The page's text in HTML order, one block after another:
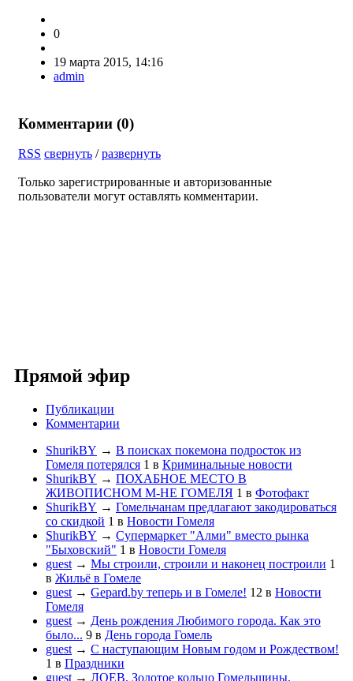
0
19 марта 2015, 14:16
admin
Комментарии (0)
RSS свернуть /развернуть
Только зарегистрированные и авторизованные
пользователи могут оставлять комментарии.
Прямой эфир
Публикации
Комментарии
ShurikBY → В поисках покемона подросток из
Гомеля потерялся 1 в Криминальные новости
ShurikBY → ПОХАБНОЕ МЕСТО В
ЖИВОПИСНОМ М-НЕ ГОМЕЛЯ 1 в Фотофакт
ShurikBY → Гомельчанам предлагают закодироваться
со скидкой 1 в Новости Гомеля
ShurikBY → Супермаркет "Алми" вместо рынка
"Быховский" 1 в Новости Гомеля
guest → Мы строили, строили и наконец построили 1
в Жильё в Гомеле
guest → Gepard.by теперь и в Гомеле! 12 в Новости
Гомеля
guest → День рождения Любимого города. Как это
было... 9 в День города Гомель
guest → С наступающим Новым годом и Рождеством!
1 в Праздники
guest → ЛОЕВ. Золотое кольцо Гомельщины.